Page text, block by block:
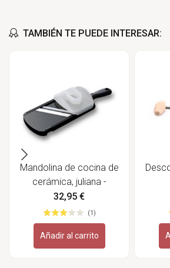
TAMBIÉN TE PUEDE INTERESAR:
Mandolina de cocina de
cerámica, juliana -
Kyocera
32,95 €
(1)
Añadir al carrito